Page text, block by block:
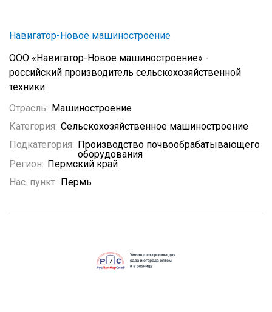
Навигатор-Новое машиностроение
ООО «Навигатор-Новое машиностроение» -
российский производитель сельскохозяйственной
техники.
Отрасль: Машиностроение
Категория: Сельскохозяйственное машиностроение
Подкатегория: Производство почвообрабатывающего
оборудования
Регион: Пермский край
Нас. пункт: Пермь